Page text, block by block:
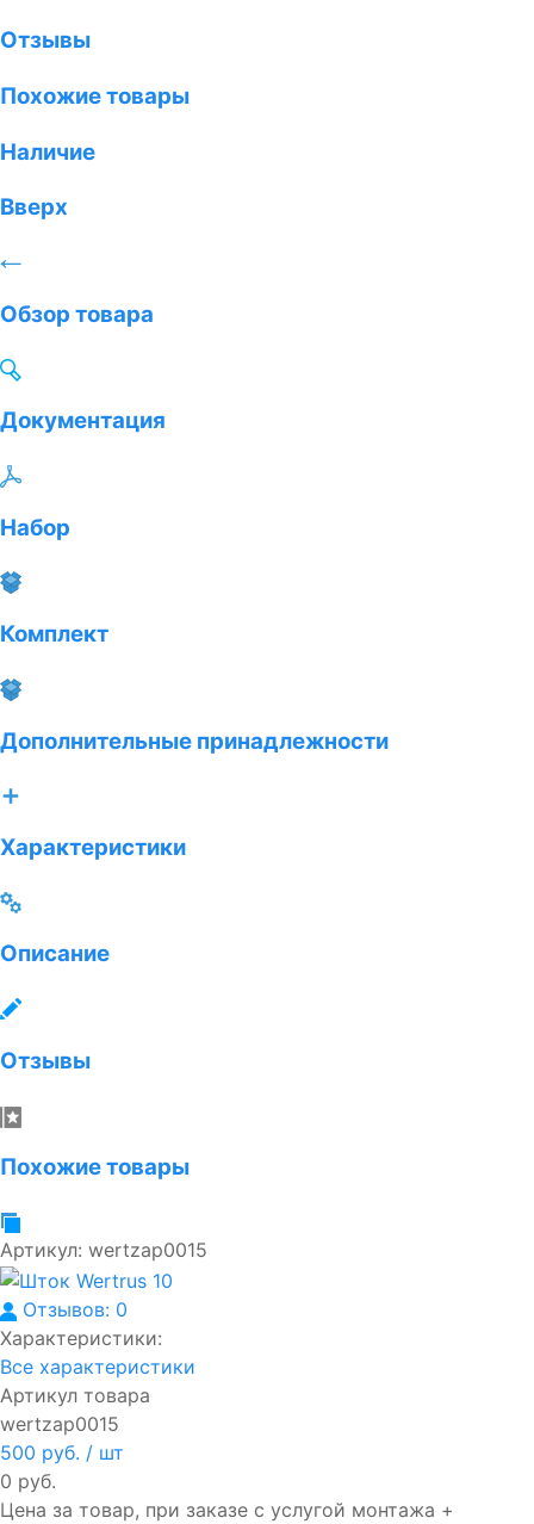
Отзывы
Похожие товары
Наличие
Вверх
Обзор товара
Документация
Набор
Комплект
Дополнительные принадлежности
Характеристики
Описание
Отзывы
Похожие товары
Артикул: wertzap0015
Отзывов: 0
Характеристики:
Все характеристики
Артикул товара
wertzap0015
500 руб. / шт
0 руб.
Цена за товар, при заказе с услугой монтажа +